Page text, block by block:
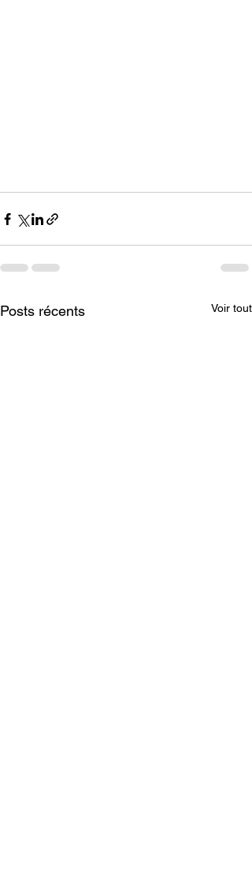
Posts récents Voir tout